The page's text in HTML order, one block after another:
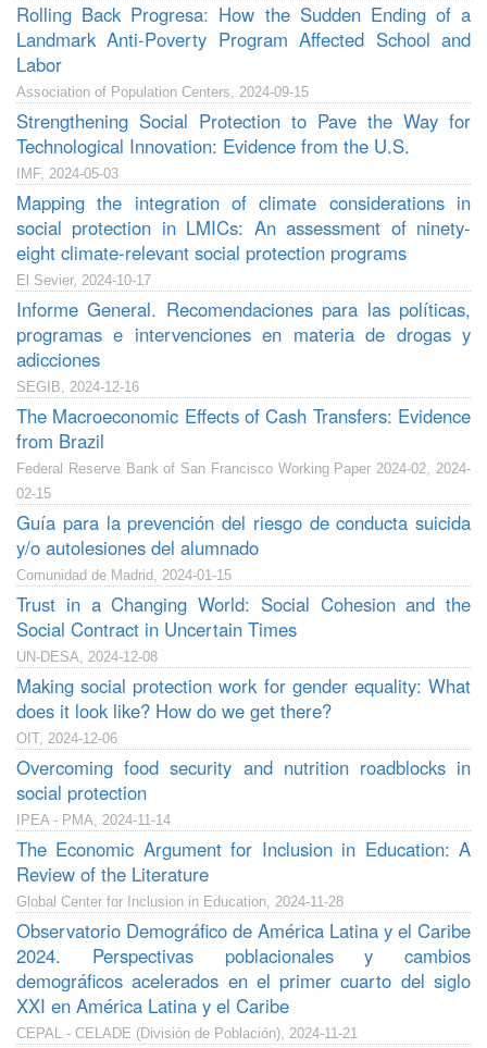
Rolling Back Progresa: How the Sudden Ending of a
Landmark Anti-Poverty Program Affected School and
Labor
Association of Population Centers, 2024-09-15
Strengthening Social Protection to Pave the Way for
Technological Innovation: Evidence from the U.S.
IMF, 2024-05-03
Mapping the integration of climate considerations in
social protection in LMICs: An assessment of ninety-
eight climate-relevant social protection programs
El Sevier, 2024-10-17
Informe General. Recomendaciones para las políticas,
programas e intervenciones en materia de drogas y
adicciones
SEGIB, 2024-12-16
The Macroeconomic Effects of Cash Transfers: Evidence
from Brazil
Federal Reserve Bank of San Francisco Working Paper 2024-02, 2024-
02-15
Guía para la prevención del riesgo de conducta suicida
y/o autolesiones del alumnado
Comunidad de Madrid, 2024-01-15
Trust in a Changing World: Social Cohesion and the
Social Contract in Uncertain Times
UN-DESA, 2024-12-08
Making social protection work for gender equality: What
does it look like? How do we get there?
OIT, 2024-12-06
Overcoming food security and nutrition roadblocks in
social protection
IPEA - PMA, 2024-11-14
The Economic Argument for Inclusion in Education: A
Review of the Literature
Global Center for Inclusion in Education, 2024-11-28
Observatorio Demográfico de América Latina y el Caribe
2024. Perspectivas poblacionales y cambios
demográficos acelerados en el primer cuarto del siglo
XXI en América Latina y el Caribe
CEPAL - CELADE (División de Población), 2024-11-21